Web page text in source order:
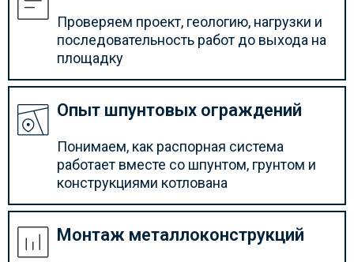
Проверяем проект, геологию, нагрузки и
последовательность работ до выхода на
площадку
Опыт шпунтовых ограждений
Понимаем, как распорная система
работает вместе со шпунтом, грунтом и
конструкциями котлована
Монтаж металлоконструкций